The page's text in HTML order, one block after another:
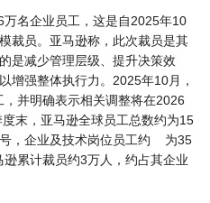
名企业员工，这是自2025年10
裁员。亚马逊称，此次裁员是其
是减少管理层级、提升决策效
增强整体执行力。2025年10月，
并明确表示相关调整将在2026
末，亚马逊全球员工总数约为15
，企业及技术岗位员工约 为35
累计裁员约3万人，约占其企业